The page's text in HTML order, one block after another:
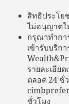
สิทธิประโย
ไม่อนุญาตใ
กรุณาทำกา
เข้ารับบริก
รายละเอีย
ตลอด 24 ชั่
ชั่วโมง